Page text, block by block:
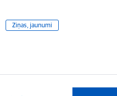
Ziņas, jaunumi